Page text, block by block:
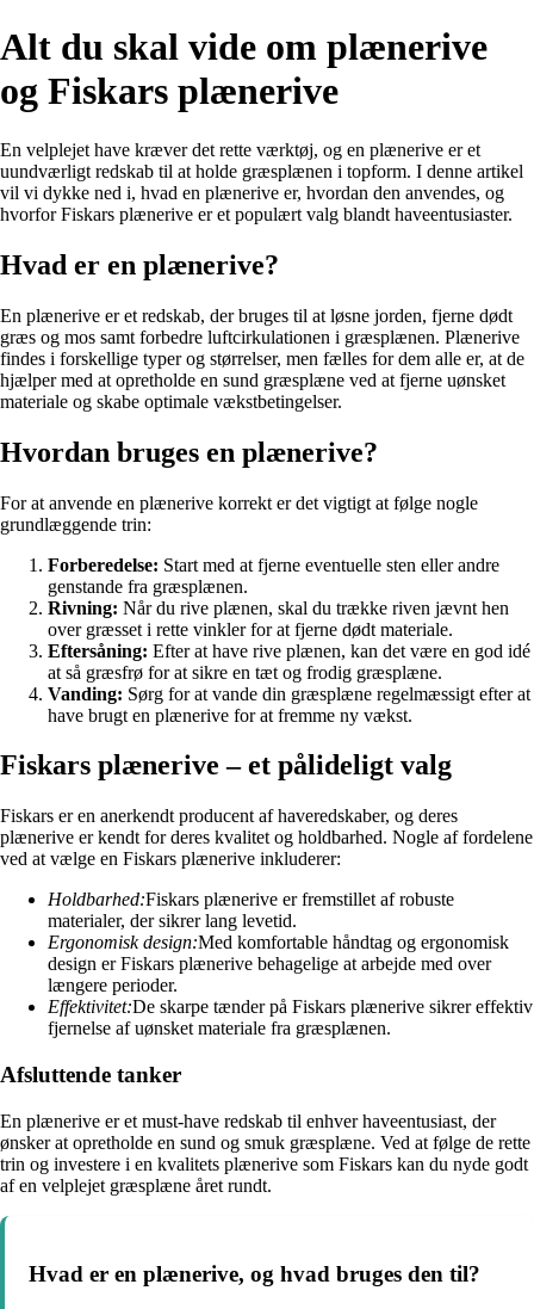
Alt du skal vide om plænerive
og Fiskars plænerive
En velplejet have kræver det rette værktøj, og en plænerive er et
uundværligt redskab til at holde græsplænen i topform. I denne artikel
vil vi dykke ned i, hvad en plænerive er, hvordan den anvendes, og
hvorfor Fiskars plænerive er et populært valg blandt haveentusiaster.
Hvad er en plænerive?
En plænerive er et redskab, der bruges til at løsne jorden, fjerne dødt
græs og mos samt forbedre luftcirkulationen i græsplænen. Plænerive
findes i forskellige typer og størrelser, men fælles for dem alle er, at de
hjælper med at opretholde en sund græsplæne ved at fjerne uønsket
materiale og skabe optimale vækstbetingelser.
Hvordan bruges en plænerive?
For at anvende en plænerive korrekt er det vigtigt at følge nogle
grundlæggende trin:
Forberedelse: Start med at fjerne eventuelle sten eller andre
genstande fra græsplænen.
Rivning: Når du rive plænen, skal du trække riven jævnt hen
over græsset i rette vinkler for at fjerne dødt materiale.
Eftersåning: Efter at have rive plænen, kan det være en god idé
at så græsfrø for at sikre en tæt og frodig græsplæne.
Vanding: Sørg for at vande din græsplæne regelmæssigt efter at
have brugt en plænerive for at fremme ny vækst.
Fiskars plænerive – et pålideligt valg
Fiskars er en anerkendt producent af haveredskaber, og deres
plænerive er kendt for deres kvalitet og holdbarhed. Nogle af fordelene
ved at vælge en Fiskars plænerive inkluderer:
Holdbarhed:Fiskars plænerive er fremstillet af robuste
materialer, der sikrer lang levetid.
Ergonomisk design:Med komfortable håndtag og ergonomisk
design er Fiskars plænerive behagelige at arbejde med over
længere perioder.
Effektivitet:De skarpe tænder på Fiskars plænerive sikrer effektiv
fjernelse af uønsket materiale fra græsplænen.
Afsluttende tanker
En plænerive er et must-have redskab til enhver haveentusiast, der
ønsker at opretholde en sund og smuk græsplæne. Ved at følge de rette
trin og investere i en kvalitets plænerive som Fiskars kan du nyde godt
af en velplejet græsplæne året rundt.
Hvad er en plænerive, og hvad bruges den til?